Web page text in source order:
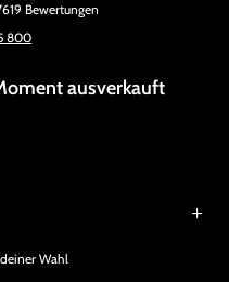
Bewertungen
800
ausverkauft
Wahl